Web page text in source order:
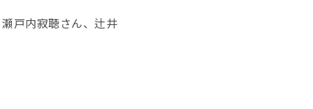
戸内寂聴さん、辻井